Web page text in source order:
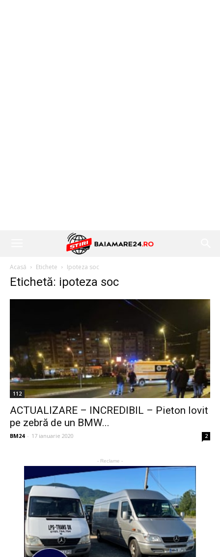
Acasă Etichete Ipoteza soc
Etichetă: ipoteza soc
112
ACTUALIZARE – INCREDIBIL – Pieton lovit
pe zebră de un BMW...
BM24 - 17 ianuarie 2020 2
- Reclame -